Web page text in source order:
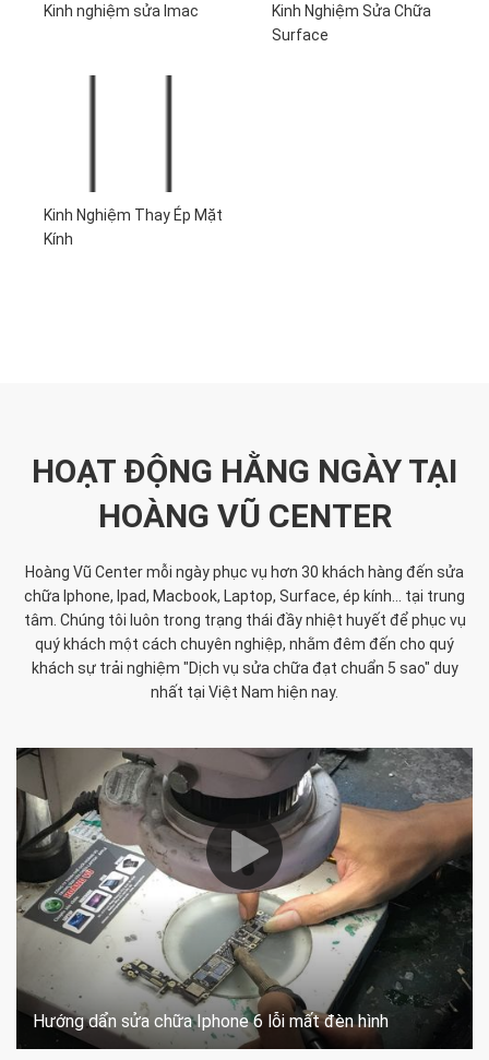
Kinh nghiệm sửa Imac
Kinh Nghiệm Sửa Chữa
Surface
Kinh Nghiệm Thay Ép Mặt
Kính
HOẠT ĐỘNG HẰNG NGÀY TẠI
HOÀNG VŨ CENTER
Hoàng Vũ Center mỗi ngày phục vụ hơn 30 khách hàng đến sửa
chữa Iphone, Ipad, Macbook, Laptop, Surface, ép kính... tại trung
tâm. Chúng tôi luôn trong trạng thái đầy nhiệt huyết để phục vụ
quý khách một cách chuyên nghiệp, nhằm đêm đến cho quý
khách sự trải nghiệm "Dịch vụ sửa chữa đạt chuẩn 5 sao" duy
nhất tại Việt Nam hiện nay.
Hướng dẩn sửa chữa Iphone 6 lỗi mất đèn hình